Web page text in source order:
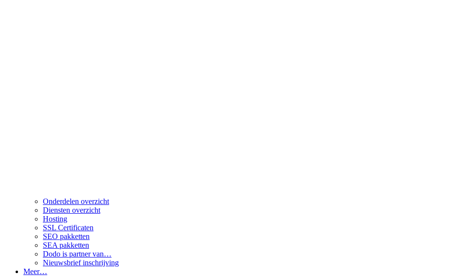
Onderdelen overzicht
Diensten overzicht
Hosting
SSL Certificaten
SEO pakketten
SEA pakketten
Dodo is partner van…
Nieuwsbrief inschrijving
Meer…